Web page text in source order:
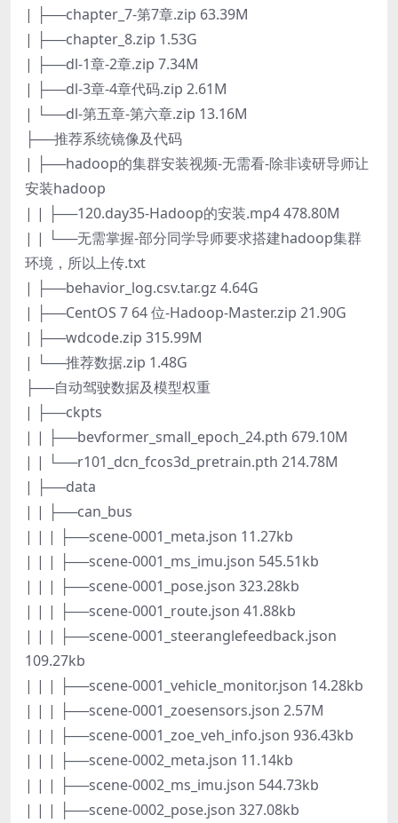
| ├──chapter_7-第7章.zip 63.39M
| ├──chapter_8.zip 1.53G
| ├──dl-1章-2章.zip 7.34M
| ├──dl-3章-4章代码.zip 2.61M
| └──dl-第五章-第六章.zip 13.16M
├──推荐系统镜像及代码
| ├──hadoop的集群安装视频-无需看-除非读研导师让
安装hadoop
| | ├──120.day35-Hadoop的安装.mp4 478.80M
| | └──无需掌握-部分同学导师要求搭建hadoop集群
环境，所以上传.txt
| ├──behavior_log.csv.tar.gz 4.64G
| ├──CentOS 7 64 位-Hadoop-Master.zip 21.90G
| ├──wdcode.zip 315.99M
| └──推荐数据.zip 1.48G
├──自动驾驶数据及模型权重
| ├──ckpts
| | ├──bevformer_small_epoch_24.pth 679.10M
| | └──r101_dcn_fcos3d_pretrain.pth 214.78M
| ├──data
| | ├──can_bus
| | | ├──scene-0001_meta.json 11.27kb
| | | ├──scene-0001_ms_imu.json 545.51kb
| | | ├──scene-0001_pose.json 323.28kb
| | | ├──scene-0001_route.json 41.88kb
| | | ├──scene-0001_steeranglefeedback.json
109.27kb
| | | ├──scene-0001_vehicle_monitor.json 14.28kb
| | | ├──scene-0001_zoesensors.json 2.57M
| | | ├──scene-0001_zoe_veh_info.json 936.43kb
| | | ├──scene-0002_meta.json 11.14kb
| | | ├──scene-0002_ms_imu.json 544.73kb
| | | ├──scene-0002_pose.json 327.08kb